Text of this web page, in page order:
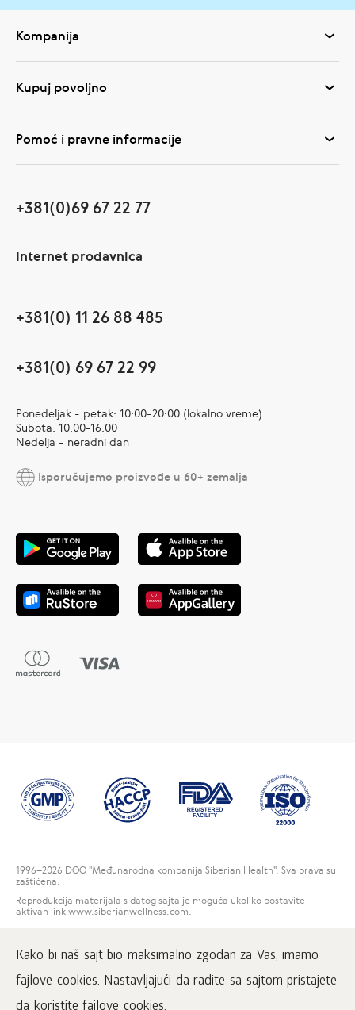
Kako bi naš sajt bio maksimalno zgodan za Vas, imamo
fajlove cookies. Nastavljajući da radite sa sajtom pristajete
Kompanija
Kupuj povoljno
Pomoć i pravne informacije
+381(0)69 67 22 77
Internet prodavnica
+381(0) 11 26 88 485
+381(0) 69 67 22 99
Ponedeljak - petak: 10:00-20:00 (lokalno vreme)
Subota: 10:00-16:00
Nedelja - neradni dan
Isporučujemo proizvode u 60+ zemalja
1996–2026 DOO "Međunarodna kompanija Siberian Health". Sva prava su
zaštićena.
Reprodukcija materijala s datog sajta je moguća ukoliko postavite
aktivan link www.siberianwellness.com.
Korisnički ugovor
Politika privatnosti